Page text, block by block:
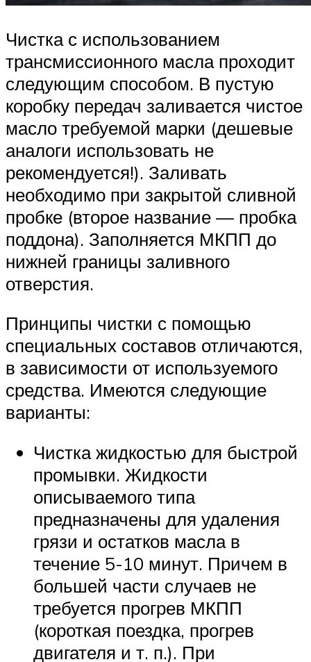
Чистка с использованием
трансмиссионного масла проходит
следующим способом. В пустую
коробку передач заливается чистое
масло требуемой марки (дешевые
аналоги использовать не
рекомендуется!). Заливать
необходимо при закрытой сливной
пробке (второе название — пробка
поддона). Заполняется МКПП до
нижней границы заливного
отверстия.
Принципы чистки с помощью
специальных составов отличаются,
в зависимости от используемого
средства. Имеются следующие
варианты:
Чистка жидкостью для быстрой
промывки. Жидкости
описываемого типа
предназначены для удаления
грязи и остатков масла в
течение 5-10 минут. Причем в
большей части случаев не
требуется прогрев МКПП
(короткая поездка, прогрев
двигателя и т. п.). При